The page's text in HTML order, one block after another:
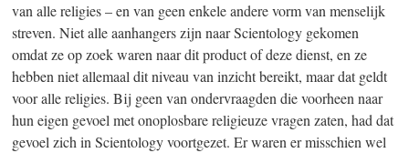
van alle religies – en van geen enkele andere vorm van menselijk
streven. Niet alle aanhangers zijn naar Scientology gekomen
omdat ze op zoek waren naar dit product of deze dienst, en ze
hebben niet allemaal dit niveau van inzicht bereikt, maar dat geldt
voor alle religies. Bij geen van ondervraagden die voorheen naar
hun eigen gevoel met onoplosbare religieuze vragen zaten, had dat
gevoel zich in Scientology voortgezet. Er waren er misschien wel